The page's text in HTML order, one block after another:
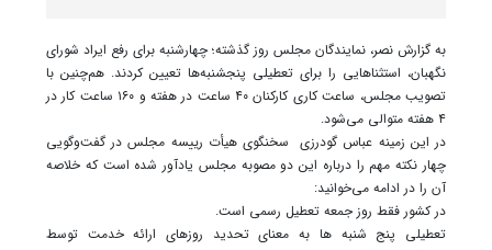
به گزارش نصر، نمایندگان مجلس روز گذشته؛ چهارشنبه برای رفع ایراد شورای
نگهبان، استثناهایی را برای تعطیلی پنجشنبه‌ها تعیین کردند. هم‌چنین با
تصویب مجلس، ساعت کاری کارکنان ۴۰ ساعت در هفته و ۱۶۰ ساعت کار در
۴ هفته متوالی می‌شود.
در این زمینه عباس گودرزی سخنگوی هیأت رییسه مجلس در گفت‌وگویی
چهار نکته مهم را درباره این دو مصوبه مجلس یادآور شده است که خلاصه
آن را در ادامه‌ می‌خوانید:
در کشور فقط روز جمعه تعطیل رسمی است.
تعطیلی پنج شنبه ها به معنای تحدید روزهای ارائه خدمت توسط